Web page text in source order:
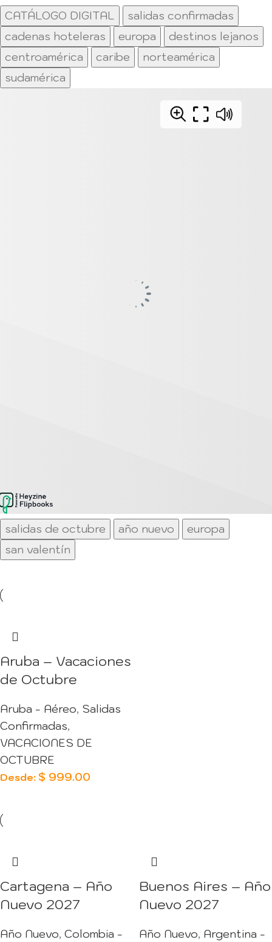
CATÁLOGO DIGITAL
salidas confirmadas
cadenas hoteleras
europa
destinos lejanos
centroamérica
caribe
norteamérica
sudamérica
salidas de octubre año nuevo
europa
san valentín
Aruba – Vacaciones
de Octubre
Aruba - Aéreo, Salidas
Confirmadas,
VACACIONES DE
OCTUBRE
Desde: $ 999.00
Cartagena – Año
Nuevo 2027
Año Nuevo, Colombia -
Buenos Aires – Año
Nuevo 2027
Año Nuevo, Argentina -